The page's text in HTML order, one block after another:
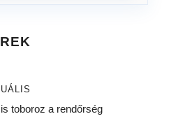
toboroz a rendőrség